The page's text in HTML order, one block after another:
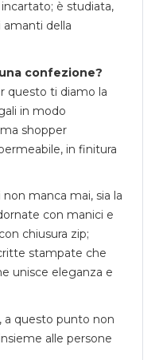
è studiata,
amanti della
confezione?
questo ti diamo la
in modo
shopper
in finitura
manca mai, sia la
con manici e
chiusura zip;
stampate che
unisce eleganza e
a questo punto non
alle persone